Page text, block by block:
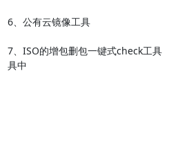
6、公有云镜像工具
7、ISO的增包删包一键式check工具
具中